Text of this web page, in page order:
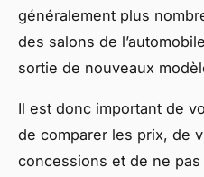
généralement plus
des salons de
sortie de nouveaux
Il est donc important de
de comparer les prix, de
concessions et de ne